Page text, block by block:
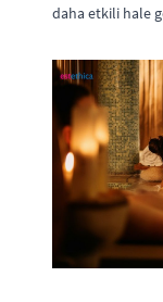
daha etkili hale